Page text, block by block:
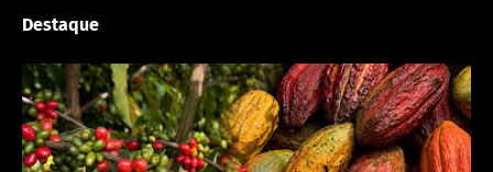
Destaque